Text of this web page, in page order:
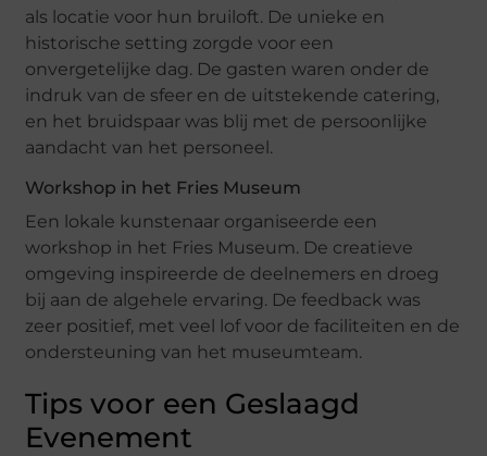
als locatie voor hun bruiloft. De unieke en
historische setting zorgde voor een
onvergetelijke dag. De gasten waren onder de
indruk van de sfeer en de uitstekende catering,
en het bruidspaar was blij met de persoonlijke
aandacht van het personeel.
Workshop in het Fries Museum
Een lokale kunstenaar organiseerde een
workshop in het Fries Museum. De creatieve
omgeving inspireerde de deelnemers en droeg
bij aan de algehele ervaring. De feedback was
zeer positief, met veel lof voor de faciliteiten en de
ondersteuning van het museumteam.
Tips voor een Geslaagd
Evenement